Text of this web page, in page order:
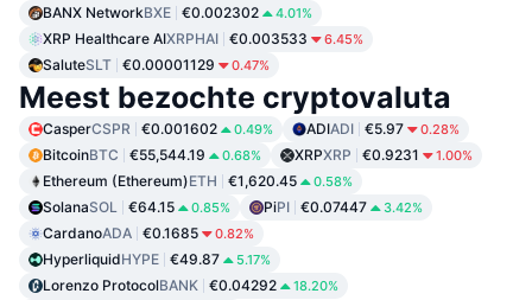
BANX NetworkBXE €0.002302 4.01%
XRP Healthcare AIXRPHAI €0.003533 6.45%
SaluteSLT €0.00001129 0.47%
Meest bezochte cryptovaluta
CasperCSPR €0.001602 0.49% ADIADI €5.97 0.28%
BitcoinBTC €55,544.19 0.68% XRPXRP €0.9231 1.00%
Ethereum (Ethereum)ETH €1,620.45 0.58%
SolanaSOL €64.15 0.85% PiPI €0.07447 3.42%
CardanoADA €0.1685 0.82%
HyperliquidHYPE €49.87 5.17%
Lorenzo ProtocolBANK €0.04292 18.20%